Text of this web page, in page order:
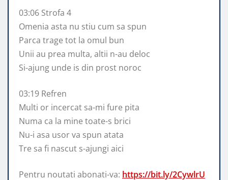
03:06 Strofa 4
Omenia asta nu stiu cum sa spun
Parca trage tot la omul bun
Unii au prea multa, altii n-au deloc
Si-ajung unde is din prost noroc
03:19 Refren
Multi or incercat sa-mi fure pita
Numa ca la mine toate-s brici
Nu-i asa usor va spun atata
Tre sa fi nascut s-ajungi aici
Pentru noutati abonati-va: https://bit.ly/2CywlrU